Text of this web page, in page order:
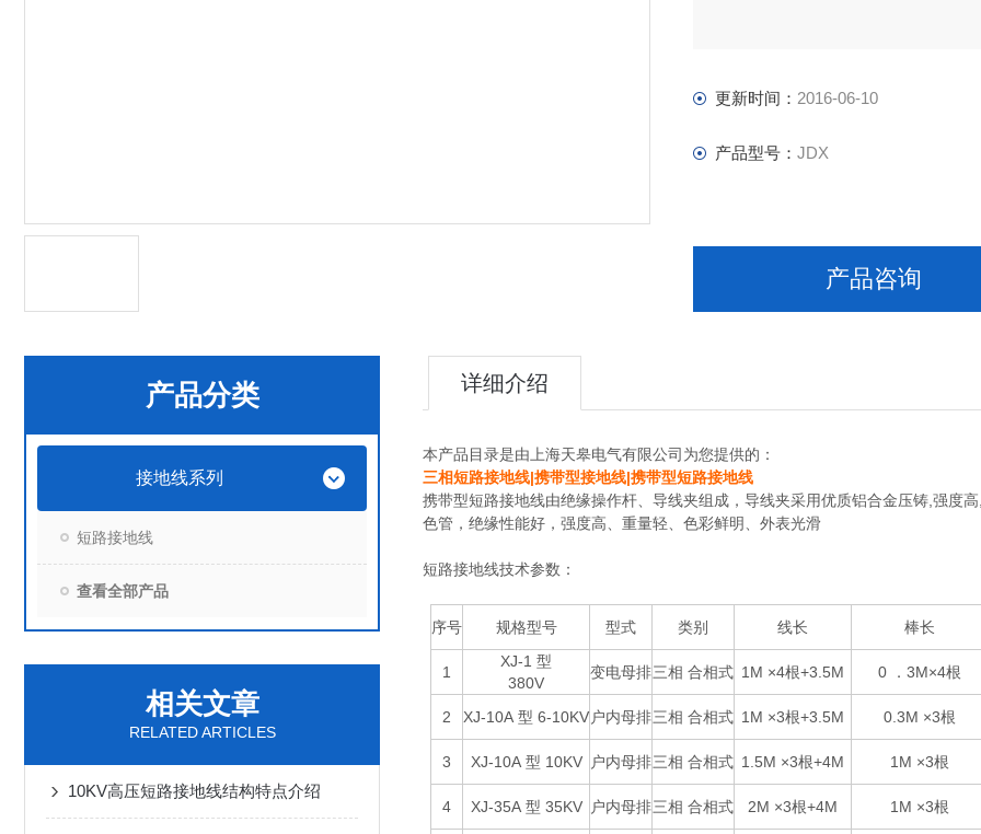
更新时间： 2016-06-10
产品型号： JDX
产品咨询
产品分类
接地线系列
短路接地线
查看全部产品
相关文章
RELATED ARTICLES
10KV高压短路接地线结构特点介绍
详细介绍
本产品目录是由上海天皋电气有限公司为您提供的：
三相短路接地线|携带型接地线|携带型短路接地线
携带型短路接地线由绝缘操作杆、导线夹组成，导线夹采用优质铝合金压铸,强度
色管，绝缘性能好，强度高、重量轻、色彩鲜明、外表光滑
短路接地线技术参数：
序号 规格型号 型式 类别 线长 棒长
1
XJ-1 型
380V
变电母排三相 合相式 1M ×4根+3.5M 0 ．3M×4根
2 XJ-10A 型 6-10KV 户内母排三相 合相式 1M ×3根+3.5M 0.3M ×3根
3 XJ-10A 型 10KV 户内母排三相 合相式 1.5M ×3根+4M 1M ×3根
4 XJ-35A 型 35KV 户内母排三相 合相式 2M ×3根+4M 1M ×3根